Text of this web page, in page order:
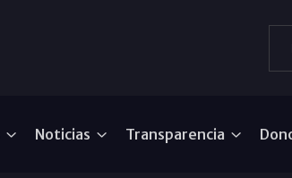
Noticias Transparencia